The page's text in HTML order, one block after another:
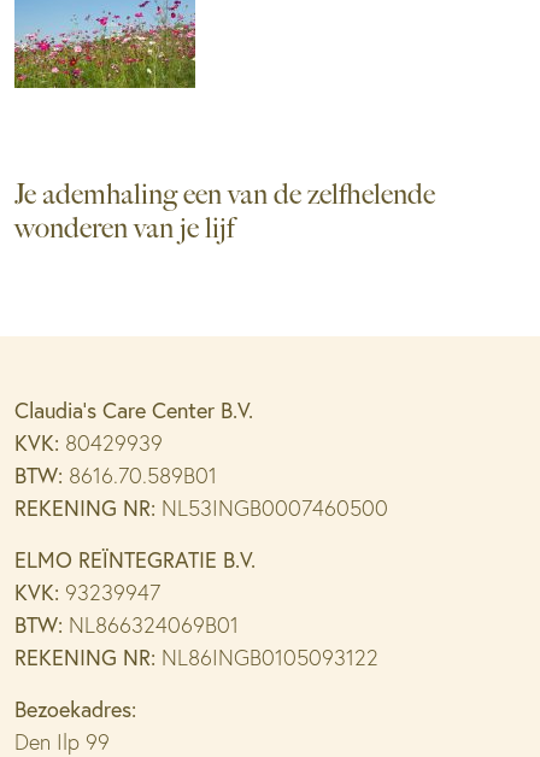
Je ademhaling een van de zelfhelende
wonderen van je lijf
Claudia’s Care Center B.V.
KVK: 80429939
BTW: 8616.70.589B01
REKENING NR: NL53INGB0007460500
ELMO REÏNTEGRATIE B.V.
KVK: 93239947
BTW: NL866324069B01
REKENING NR: NL86INGB0105093122
Bezoekadres:
Den Ilp 99